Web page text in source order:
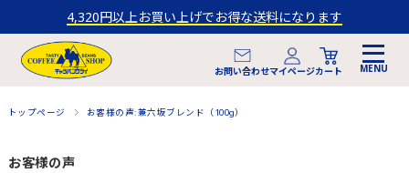
4,320円以上お買い上げでお得な送料になります
お問い合わせマイページカート
トップページ お客様の声:兼六坂ブレンド（100g）
お客様の声